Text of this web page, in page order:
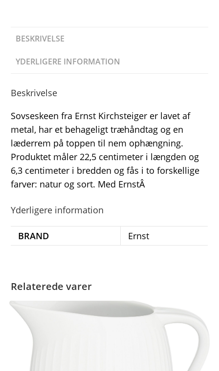
BESKRIVELSE
YDERLIGERE INFORMATION
Beskrivelse
Sovseskeen fra Ernst Kirchsteiger er lavet af
metal, har et behageligt træhåndtag og en
læderrem på toppen til nem ophængning.
Produktet måler 22,5 centimeter i længden og
6,3 centimeter i bredden og fås i to forskellige
farver: natur og sort. Med ErnstÂ
Yderligere information
BRAND Ernst
Relaterede varer